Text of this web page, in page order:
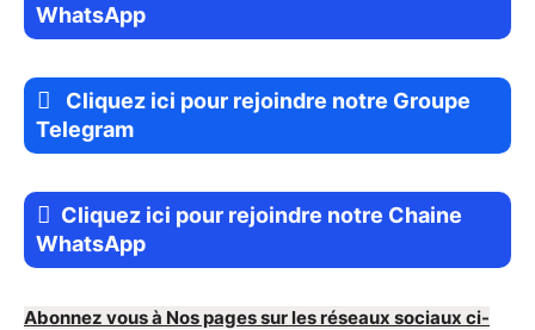
WhatsApp
Cliquez ici pour rejoindre notre Groupe
Telegram
Cliquez ici pour rejoindre notre Chaine
WhatsApp
Abonnez vous à Nos pages sur les réseaux sociaux ci-